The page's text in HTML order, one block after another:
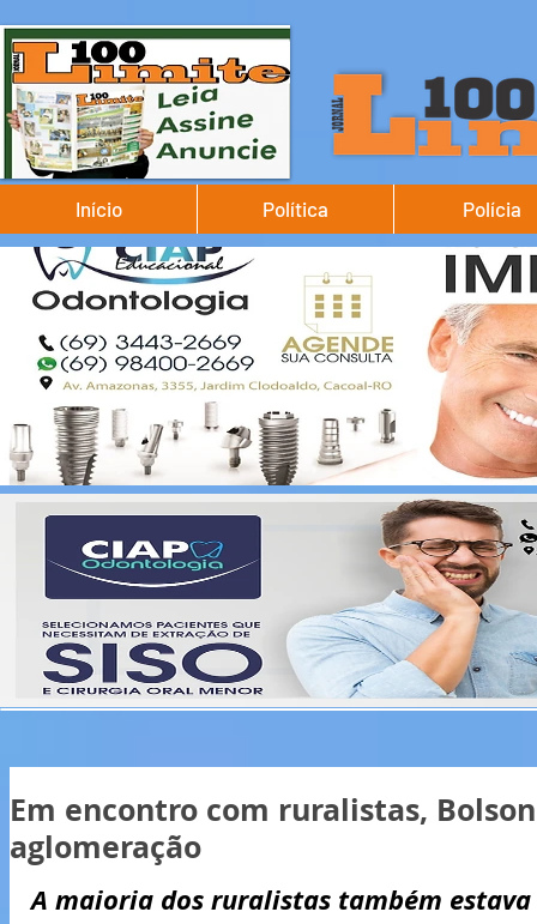
Início Política Polícia
Em encontro com ruralistas,
aglomeração
A maioria dos ruralistas também